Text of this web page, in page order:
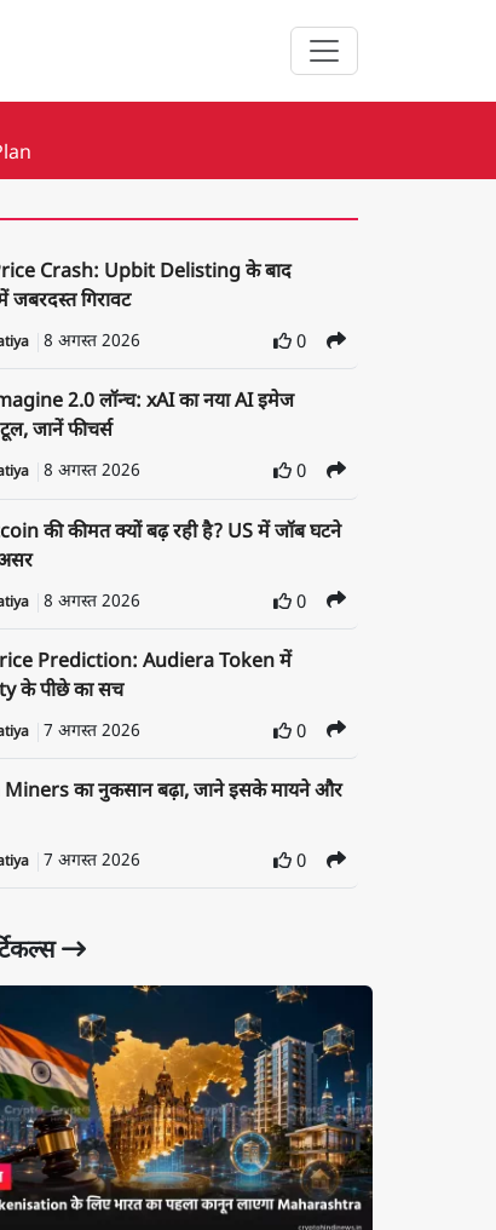
Crash: Upbit Delisting के बाद
जबरदस्त गिरावट
8 अगस्त 2026 0
2.0 लॉन्च: xAI का नया AI इमेज
जानें फीचर्स
8 अगस्त 2026 0
की कीमत क्यों बढ़ रही है? US में जॉब घटने
8 अगस्त 2026 0
Prediction: Audiera Token में
के पीछे का सच
7 अगस्त 2026 0
का नुकसान बढ़ा, जाने इसके मायने और
7 अगस्त 2026 0